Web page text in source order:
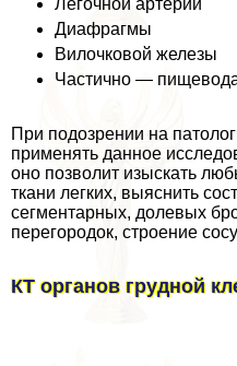
Диафрагмы
Вилочковой железы
Частично —
При подозрении на
применять данное
оно позволит изыскать
ткани легких, выяснить
сегментарных, долевых
перегородок, строение
КТ органов грудной